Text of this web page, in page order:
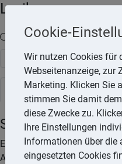
Lexika
Volltext-Suche in den
Steuerlexikon
Eine Sonderabschreibung
Abschreibung vorgenommen
Cookie-
Wir nutzen Cookies für
Webseitenanzeige,
Marketing. Klicken Sie
stimmen Sie damit
diese Zwecke zu.
Ihre Einstellungen
Informationen über die
eingesetzten Cookies